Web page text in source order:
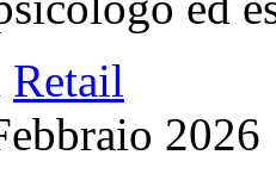
Retail
2026